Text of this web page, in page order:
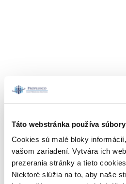
Táto webstránka používa
Cookies sú malé bloky
vašom zariadení. Vytvára ich
prezerania stránky a tieto
Niektoré slúžia na to, aby naše
Naše služby